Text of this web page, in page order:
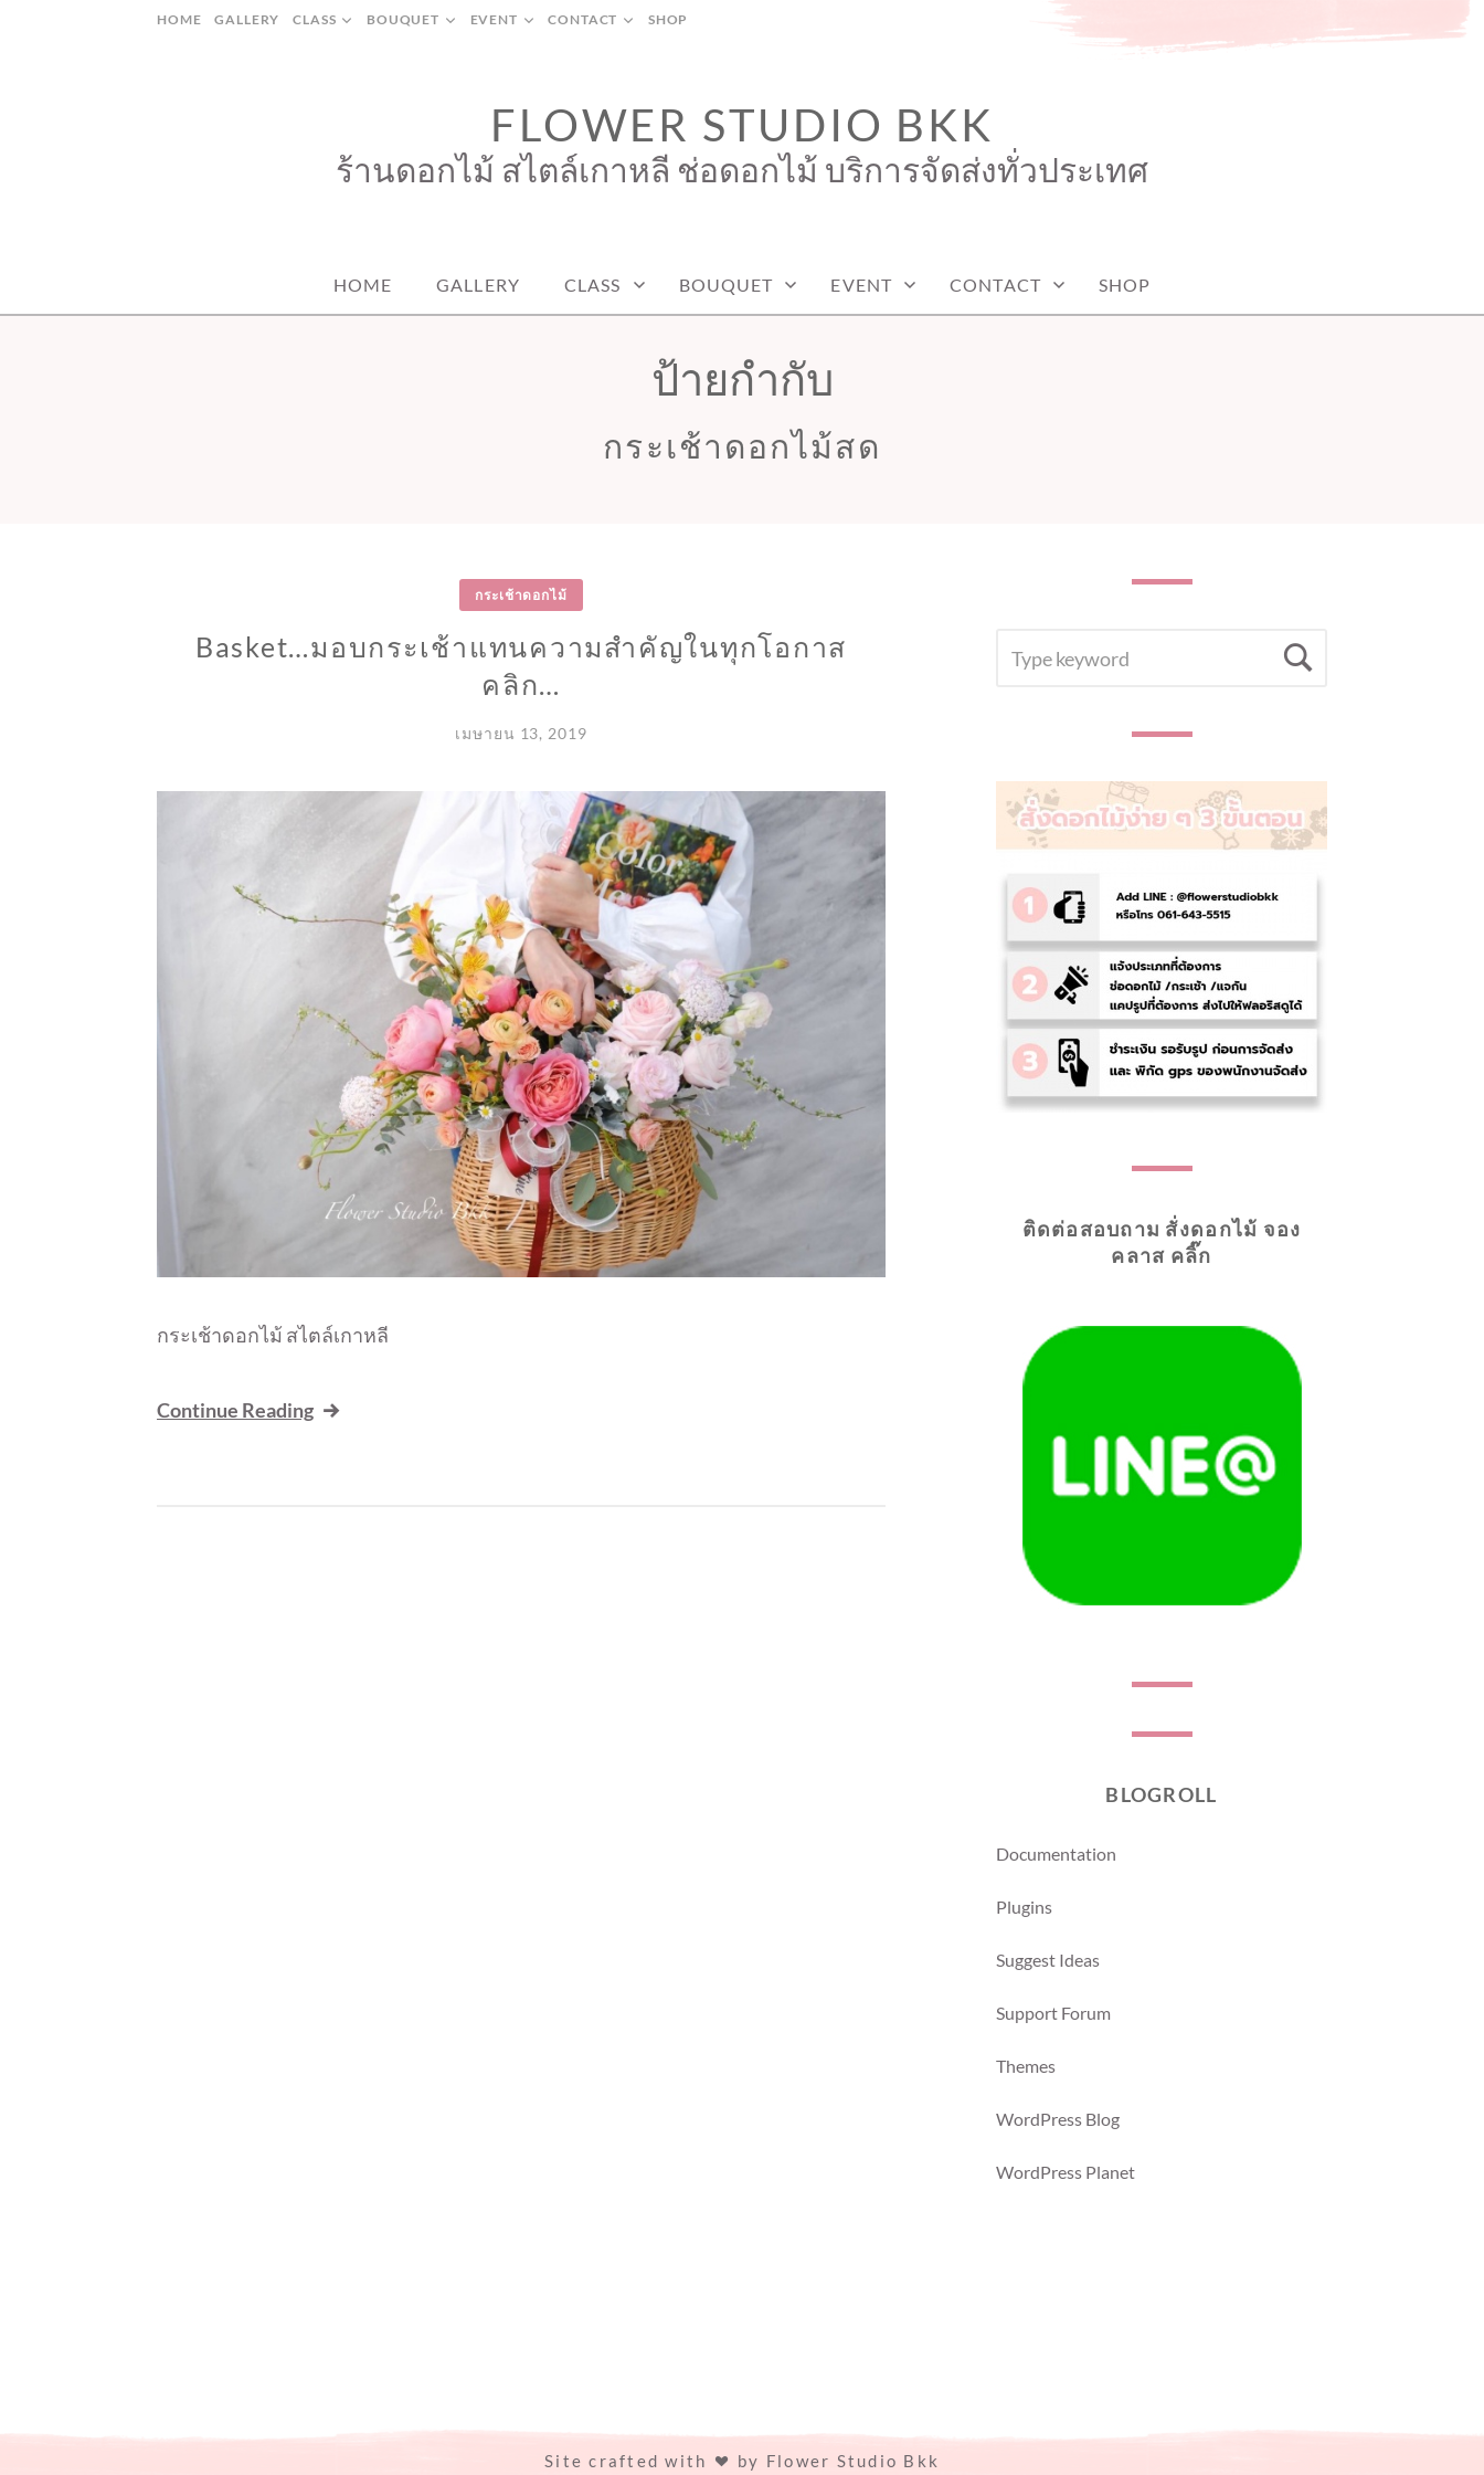
HOME GALLERY CLASS BOUQUET EVENT CONTACT SHOP
FLOWER STUDIO BKK
ร้านดอกไม้ สไตล์เกาหลี ช่อดอกไม้ บริการจัดส่งทั่วประเทศ
HOME GALLERY CLASS BOUQUET EVENT CONTACT SHOP
ป้ายกำกับ
กระเช้าดอกไม้สด
กระเช้าดอกไม้
Basket…มอบกระเช้าแทนความสำคัญในทุกโอกาส
คลิก…
เมษายน 13, 2019
กระเช้าดอกไม้ สไตล์เกาหลี
Continue Reading
FOR:
ติดต่อสอบถาม สั่งดอกไม้ จอง
คลาส คลิ๊ก
BLOGROLL
Documentation
Plugins
Suggest Ideas
Support Forum
Themes
WordPress Blog
WordPress Planet
Site crafted with by Flower Studio Bkk